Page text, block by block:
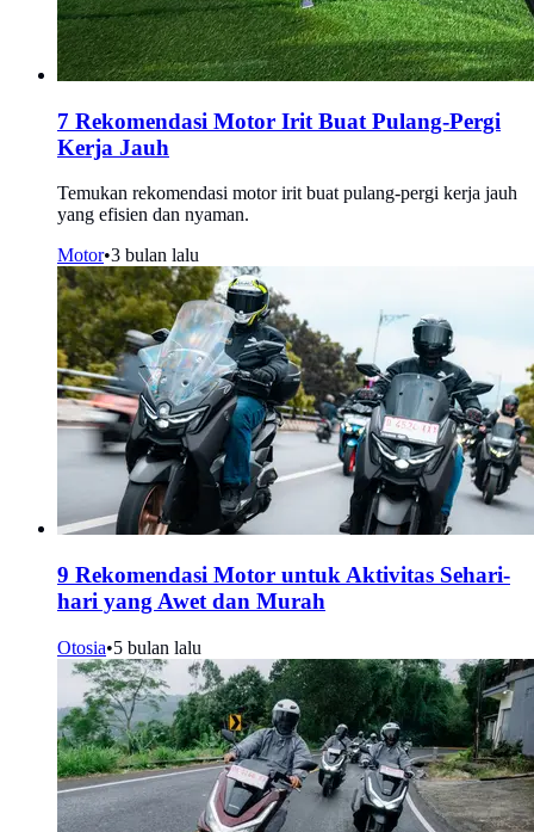
7 Rekomendasi Motor Irit Buat Pulang-Pergi
Kerja Jauh
Temukan rekomendasi motor irit buat pulang-pergi kerja jauh
yang efisien dan nyaman.
Motor•3 bulan lalu
9 Rekomendasi Motor untuk Aktivitas Sehari-
hari yang Awet dan Murah
Otosia•5 bulan lalu